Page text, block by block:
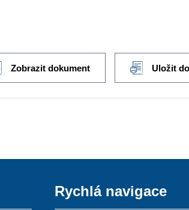
Zobrazit dokument Uložit
Rychlá navigace